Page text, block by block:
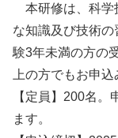
本研修は、科学
な知識及び技術
験3年未満の方の
上の方でもお申
【定員】200名
ます。